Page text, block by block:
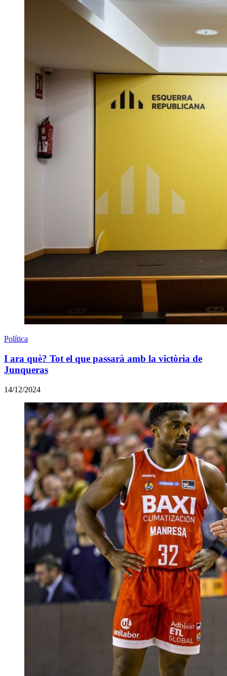
Política
I ara què? Tot el que passarà amb la victòria de
Junqueras
14/12/2024